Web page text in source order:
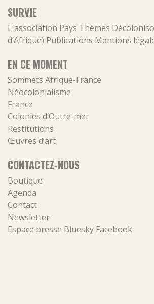
SURVIE
L'association Pays Thèmes
d’Afrique) Publications Mentions
EN CE MOMENT
Sommets Afrique-France
Néocolonialisme
France
Colonies d’Outre-mer
Restitutions
Œuvres d’art
CONTACTEZ-NOUS
Boutique
Agenda
Contact
Newsletter
Espace presse Bluesky Facebook